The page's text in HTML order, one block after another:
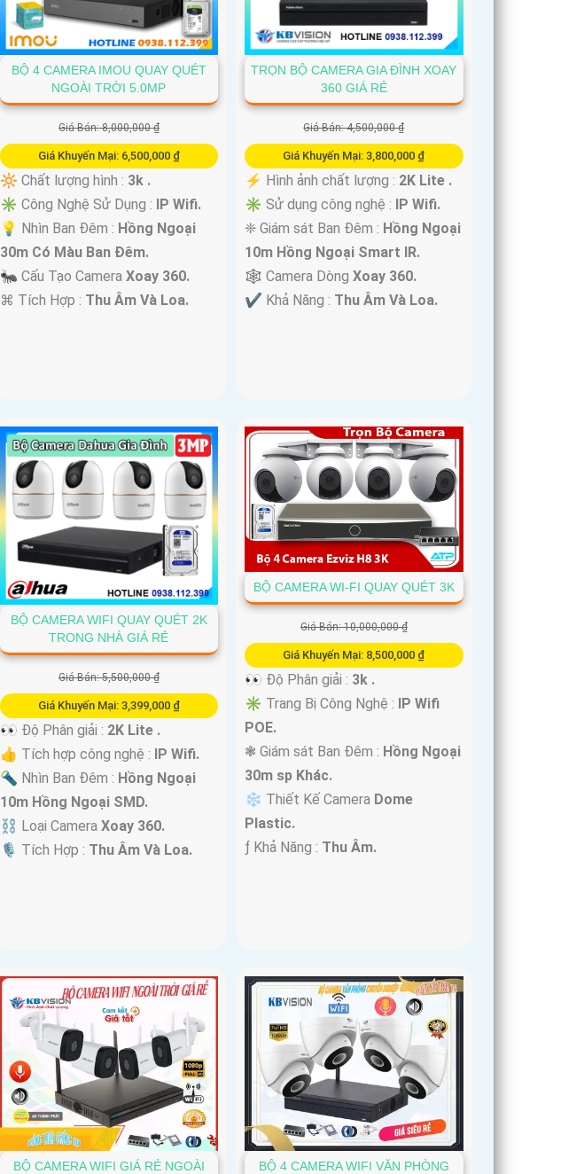
BỘ 4 CAMERA IMOU QUAY QUÉT
NGOÀI TRỜI 5.0MP
Giá Bán: 8,000,000 ₫
Giá Khuyến Mại: 6,500,000 ₫
🔆 Chất lượng hình : 3k .
✳️ Công Nghệ Sử Dụng : IP Wifi.
💡 Nhìn Ban Đêm : Hồng Ngoại
30m Có Màu Ban Ðêm.
🐜 Cấu Tạo Camera Xoay 360.
️⌘ Tích Hợp : Thu Âm Và Loa.
TRỌN BỘ CAMERA GIA ĐÌNH XOAY
360 GIÁ RẺ
Giá Bán: 4,500,000 ₫
Giá Khuyến Mại: 3,800,000 ₫
️⚡ Hình ảnh chất lượng : 2K Lite .
✳️ Sử dụng công nghệ : IP Wifi.
❈ Giám sát Ban Đêm : Hồng Ngoại
10m Hồng Ngoại Smart IR.
🕸️ Camera DòngXoay 360.
️✔️ Khả Năng : Thu Âm Và Loa.
BỘ CAMERA WIFI QUAY QUÉT 2K
TRONG NHÀ GIÁ RẺ
Giá Bán: 5,500,000 ₫
Giá Khuyến Mại: 3,399,000 ₫
👀 Độ Phân giải : 2K Lite .
👍 Tích hợp công nghệ : IP Wifi.
🔦 Nhìn Ban Đêm : Hồng Ngoại
10m Hồng Ngoại SMD.
⛓ Loại Camera Xoay 360.
️🎙 Tích Hợp : Thu Âm Và Loa.
BỘ CAMERA WI-FI QUAY QUÉT 3K
Giá Bán: 10,000,000 ₫
Giá Khuyến Mại: 8,500,000 ₫
️
👀 Độ Phân giải : 3k .
✳️ Trang Bị Công Nghệ : IP Wifi
POE.
❃ Giám sát Ban Đêm : Hồng Ngoại
30m sp Khác.
❄ Thiết Kế Camera Dome
Plastic.
️ƒ Khả Năng : Thu Âm.
BỘ CAMERA WIFI GIÁ RẺ NGOÀI
BỘ 4 CAMERA WIFI VĂN PHÒNG